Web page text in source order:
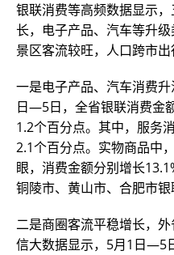
银联消费等高频数据显示
长，电子产品、汽车等升级
景区客流较旺，人口跨市出
一是电子产品、汽车消费
日—5日，全省银联消费金
1.2个百分点。其中，服务
2.1个百分点。实物商品中
眼，消费金额分别增长
铜陵市、黄山市、合肥市银
二是商圈客流平稳增长，
信大数据显示，5月1日—5